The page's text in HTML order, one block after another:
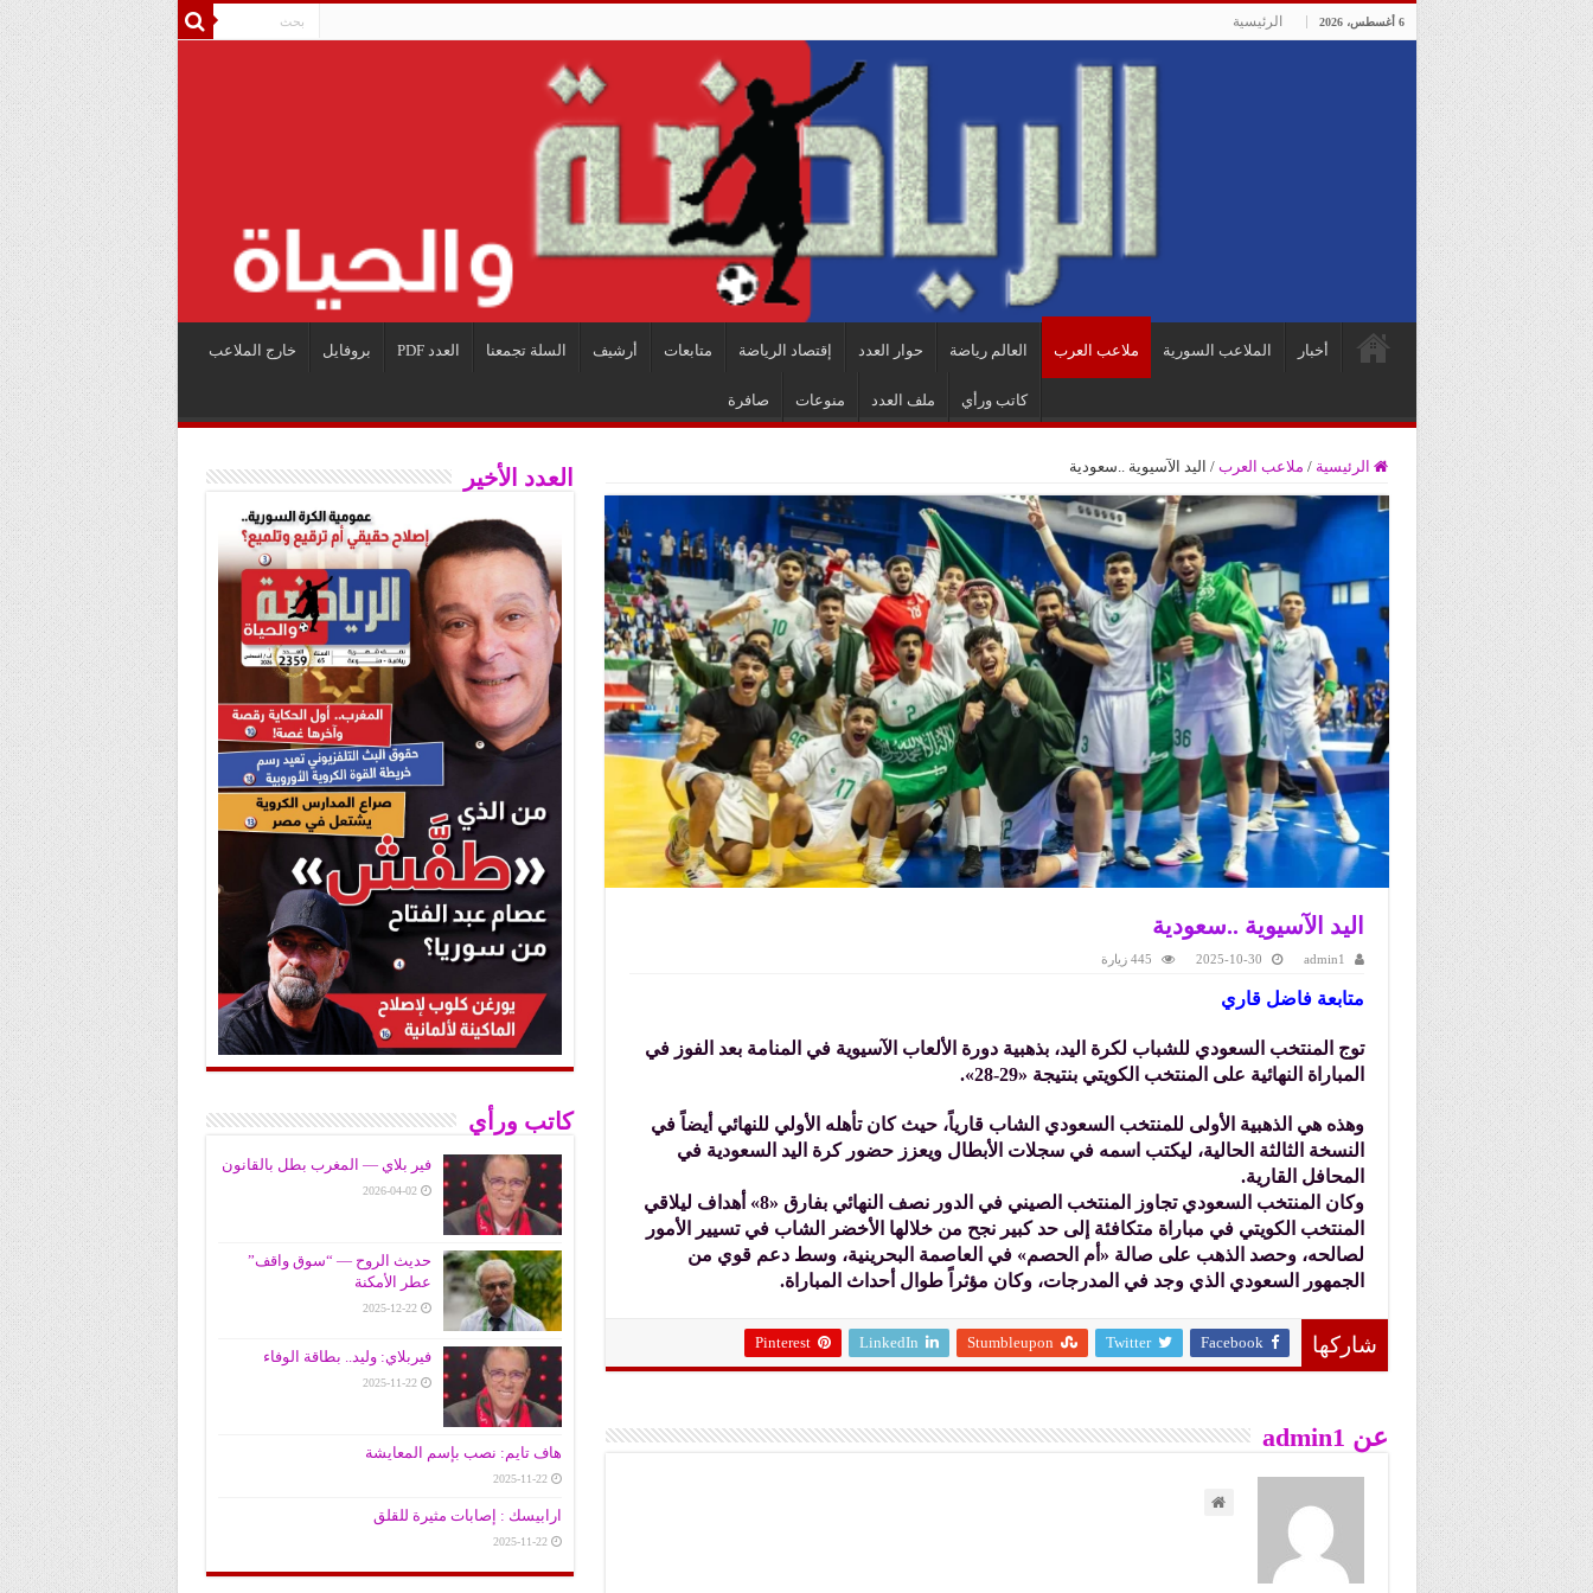
6 أغسطس، 2026 الرئيسية
أخبار الملاعب السورية ملاعب العرب العالم رياضة حوار العدد إقتصاد الرياضة متابعات أرشيف السلة تجمعنا العدد PDF بروفايل خارج الملاعب
كاتب ورأي ملف العدد منوعات صافرة
الرئيسية / ملاعب العرب / اليد الآسيوية ..سعودية
اليد الآسيوية ..سعودية
admin1
2025-10-30 445 زيارة
متابعة فاضل قاري
توج المنتخب السعودي للشباب لكرة اليد، بذهبية دورة الألعاب الآسيوية في المنامة بعد الفوز في
المباراة النهائية على المنتخب الكويتي بنتيجة «29-28».
وهذه هي الذهبية الأولى للمنتخب السعودي الشاب قارياً، حيث كان تأهله الأولي للنهائي أيضاً في
النسخة الثالثة الحالية، ليكتب اسمه في سجلات الأبطال ويعزز حضور كرة اليد السعودية في
المحافل القارية.
وكان المنتخب السعودي تجاوز المنتخب الصيني في الدور نصف النهائي بفارق «8» أهداف ليلاقي
المنتخب الكويتي في مباراة متكافئة إلى حد كبير نجح من خلالها الأخضر الشاب في تسيير الأمور
لصالحه، وحصد الذهب على صالة «أم الحصم» في العاصمة البحرينية، وسط دعم قوي من
الجمهور السعودي الذي وجد في المدرجات، وكان مؤثراً طوال أحداث المباراة.
شاركها Facebook
Twitter
Stumbleupon
LinkedIn
Pinterest
عن admin1
العدد الأخير
كاتب ورأي
فير بلاي — المغرب بطل بالقانون
2026-04-02
حديث الروح — “سوق واقف”
عطر الأمكنة
2025-12-22
فيربلاي: وليد.. بطاقة الوفاء
2025-11-22
هاف تايم: نصب بإسم المعايشة
2025-11-22
ارابيسك : إصابات مثيرة للقلق
2025-11-22